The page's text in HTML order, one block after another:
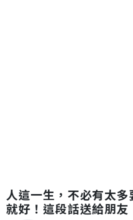
人這一生，不必有太
就好！這段話送給朋友